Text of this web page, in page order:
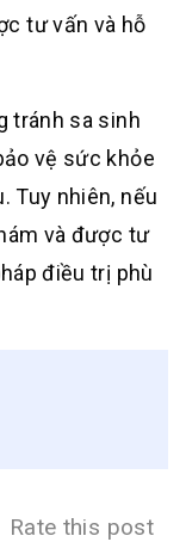
tư vấn và hỗ
tránh sa sinh
vệ sức khỏe
Tuy nhiên, nếu
và được tư
điều trị phù
Rate this post